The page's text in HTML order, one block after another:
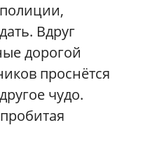
Вдруг
дорогой
проснётся
чудо.